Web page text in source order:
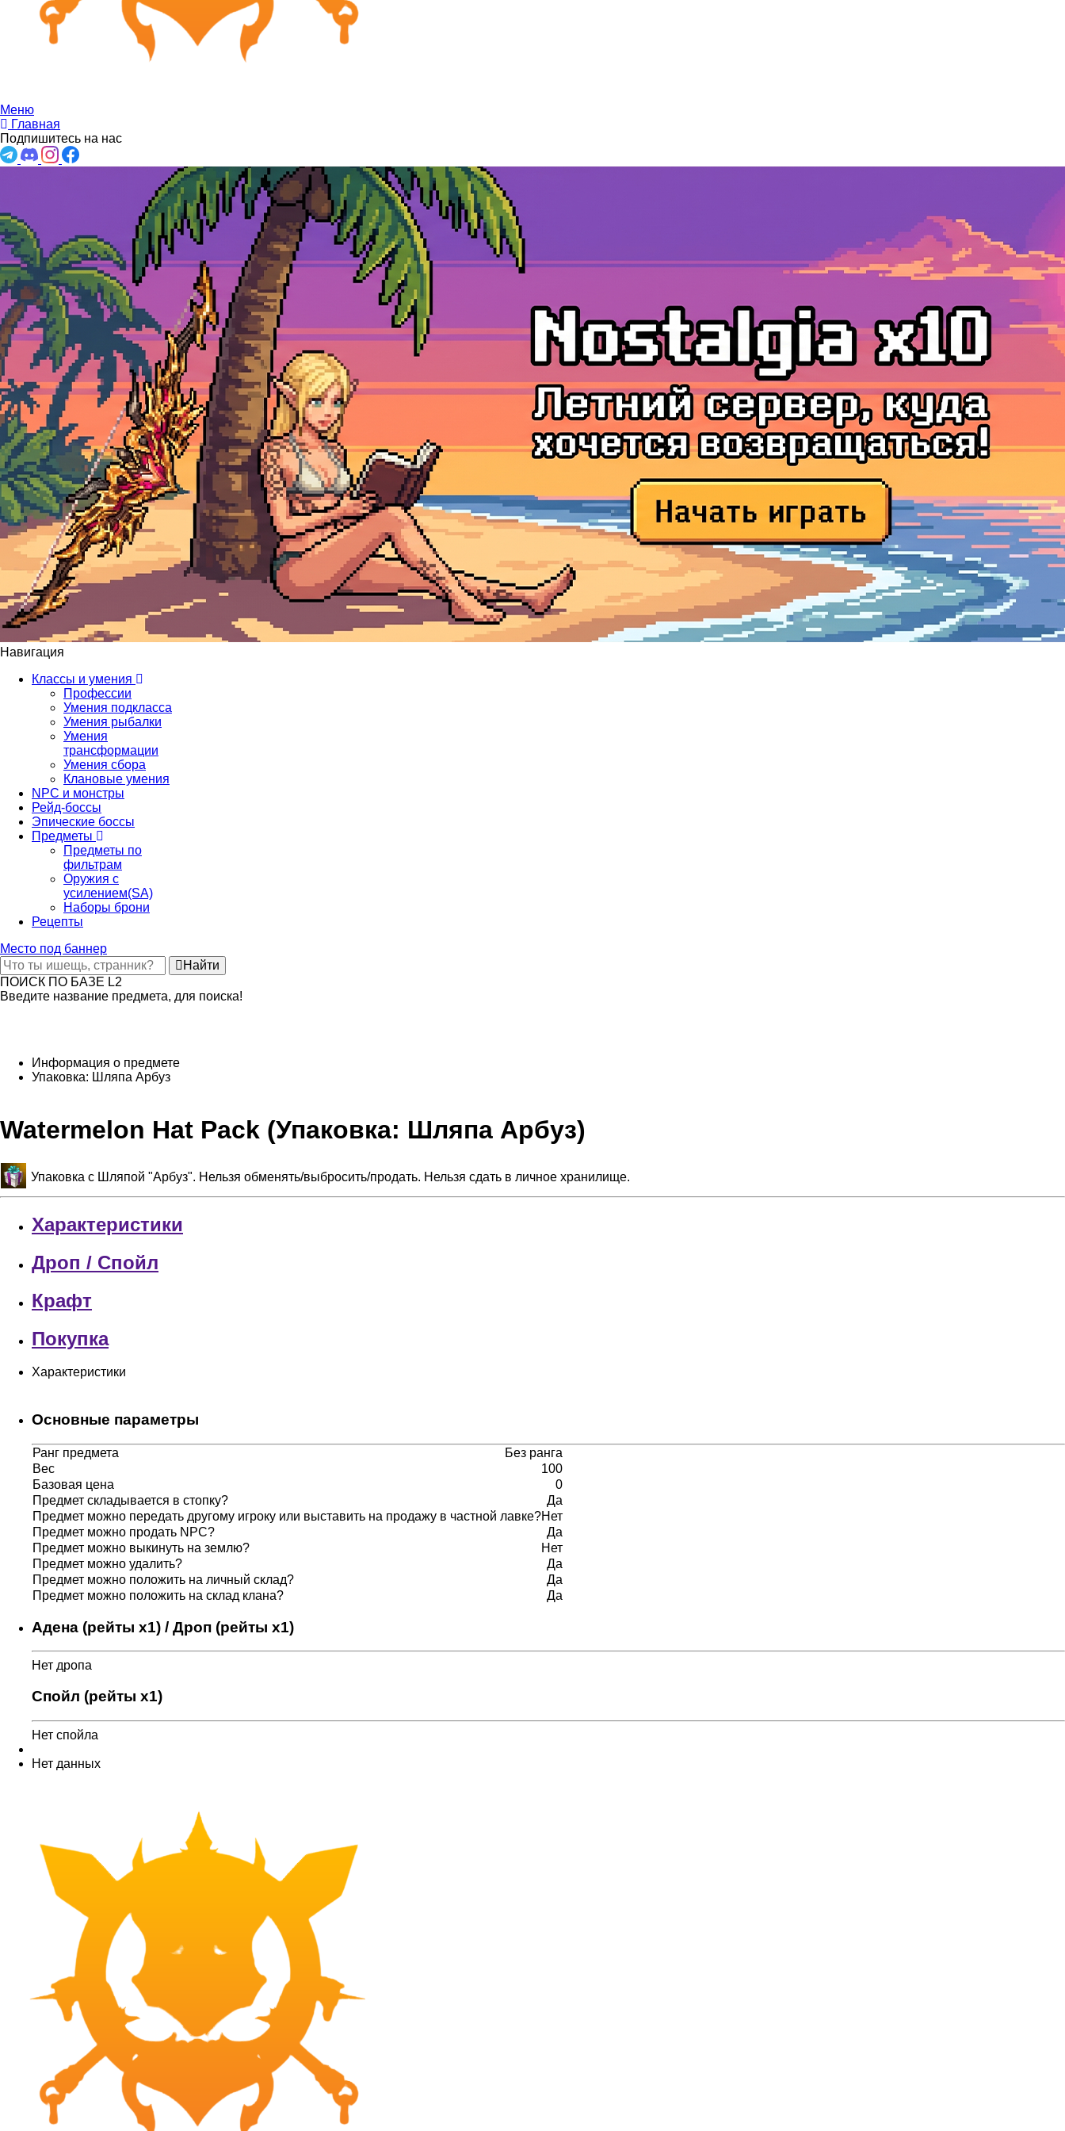
Меню
Главная
Подпишитесь на нас
Навигация
Классы и умения
Профессии
Умения подкласса
Умения рыбалки
Умения
трансформации
Умения сбора
Клановые умения
NPC и монстры
Рейд-боссы
Эпические боссы
Предметы
Предметы по
фильтрам
Оружия с
усилением(SA)
Наборы брони
Рецепты
Место под баннер
Найти
ПОИСК ПО БАЗЕ L2
Введите название предмета, для поиска!
Информация о предмете
Упаковка: Шляпа Арбуз
Watermelon Hat Pack (Упаковка: Шляпа Арбуз)
Упаковка с Шляпой "Арбуз". Нельзя обменять/выбросить/продать. Нельзя сдать в личное хранилище.
Характеристики
Дроп / Спойл
Крафт
Покупка
Характеристики
Основные параметры
Ранг предмета
Без ранга
Вес
100
Базовая цена
0
Предмет складывается в стопку?
Да
Предмет можно передать другому игроку или выставить на продажу в частной лавке?Нет
Предмет можно продать NPC?
Да
Предмет можно выкинуть на землю?
Нет
Предмет можно удалить?
Да
Предмет можно положить на личный склад?
Да
Предмет можно положить на склад клана?
Да
Адена (рейты x1) / Дроп (рейты x1)
Нет дропа
Спойл (рейты x1)
Нет спойла
Нет данных